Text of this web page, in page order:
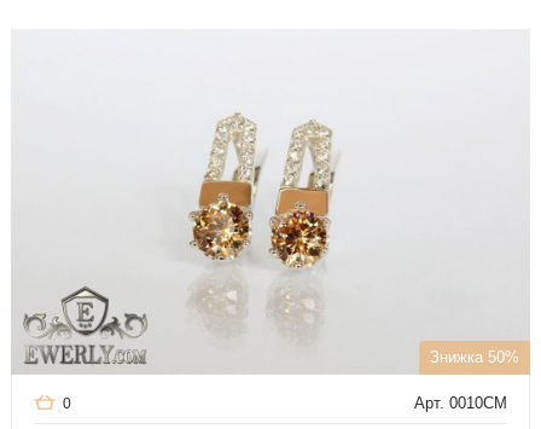
Знижка 50%
Арт. 0010CM
0